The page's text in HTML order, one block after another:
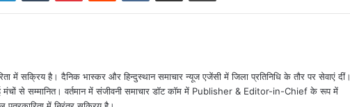
में सक्रिय है। दैनिक भास्कर और हिन्दुस्थान समाचार न्यूज एजेंसी में जिला प्रतिनिधि के तौर पर सेवाएं दीं।
मंचों से सम्मानित। वर्तमान में संजीवनी समाचार डॉट कॉम में Publisher & Editor-in-Chief के रूप में